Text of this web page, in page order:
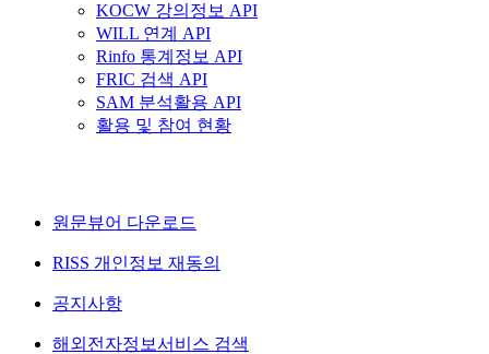
KOCW 강의정보 API
WILL 연계 API
Rinfo 통계정보 API
FRIC 검색 API
SAM 분석활용 API
활용 및 참여 현황
원문뷰어 다운로드
RISS 개인정보 재동의
공지사항
해외전자정보서비스 검색